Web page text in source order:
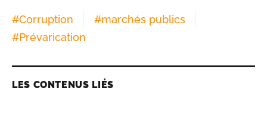
#Corruption #marchés publics
#Prévarication
LES CONTENUS LIÉS